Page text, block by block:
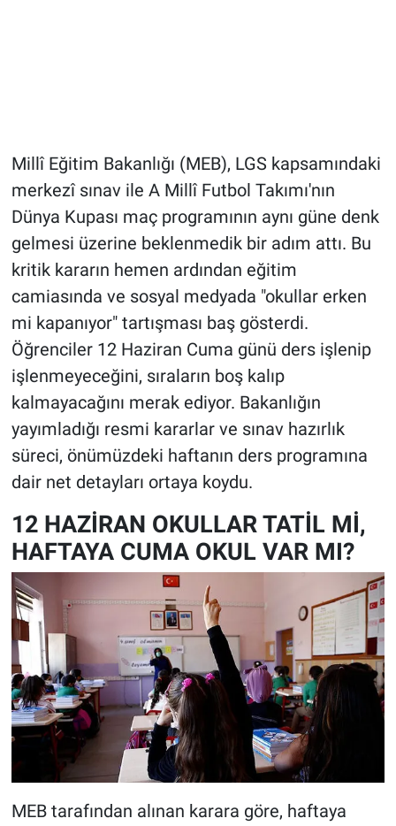
Millî Eğitim Bakanlığı (MEB), LGS kapsamındaki
merkezî sınav ile A Millî Futbol Takımı'nın
Dünya Kupası maç programının aynı güne denk
gelmesi üzerine beklenmedik bir adım attı. Bu
kritik kararın hemen ardından eğitim
camiasında ve sosyal medyada "okullar erken
mi kapanıyor" tartışması baş gösterdi.
Öğrenciler 12 Haziran Cuma günü ders işlenip
işlenmeyeceğini, sıraların boş kalıp
kalmayacağını merak ediyor. Bakanlığın
yayımladığı resmi kararlar ve sınav hazırlık
süreci, önümüzdeki haftanın ders programına
dair net detayları ortaya koydu.
12 HAZİRAN OKULLAR TATİL Mİ,
HAFTAYA CUMA OKUL VAR MI?
MEB tarafından alınan karara göre, haftaya